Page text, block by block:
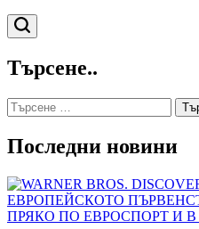
Търсене
Търсене..
Търсене
за:
Последни новини